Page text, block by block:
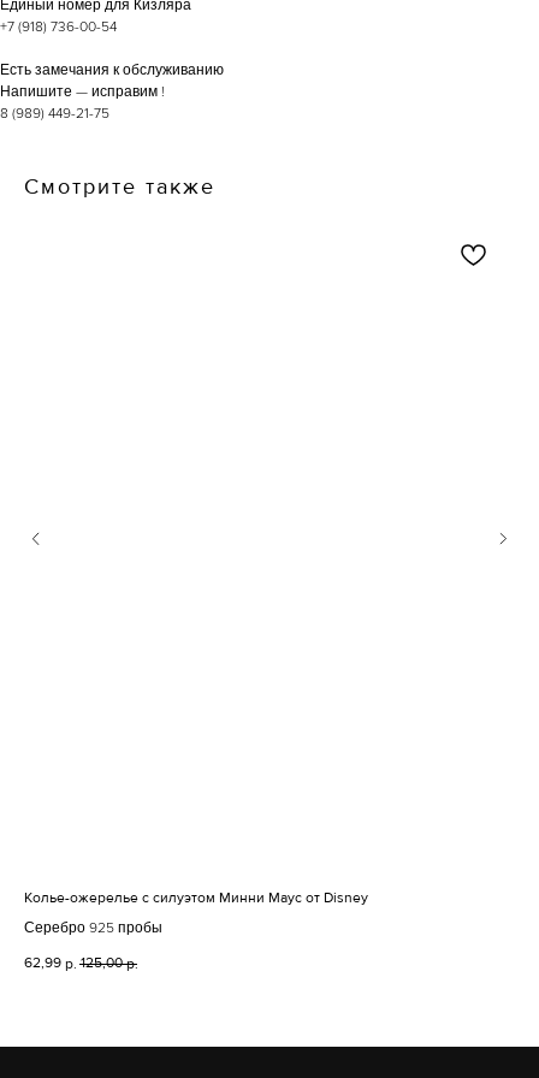
Единый номер для Кизляра
+7 (918) 736-00-54
Есть замечания к обслуживанию
Напишите — исправим !
8 (989) 449-21-75
Смотрите также
Колье-ожерелье с силуэтом Минни Маус от Disney
Серебро 925 пробы
62,99 р. 125,00 р.